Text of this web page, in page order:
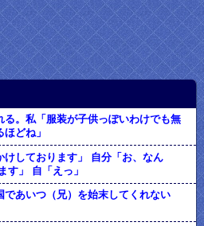
。私「服装が子供っぽいわけでも無
どね」
けしております」 自分「お、なん
す」 自「えっ」
あいつ（兄）を始末してくれない